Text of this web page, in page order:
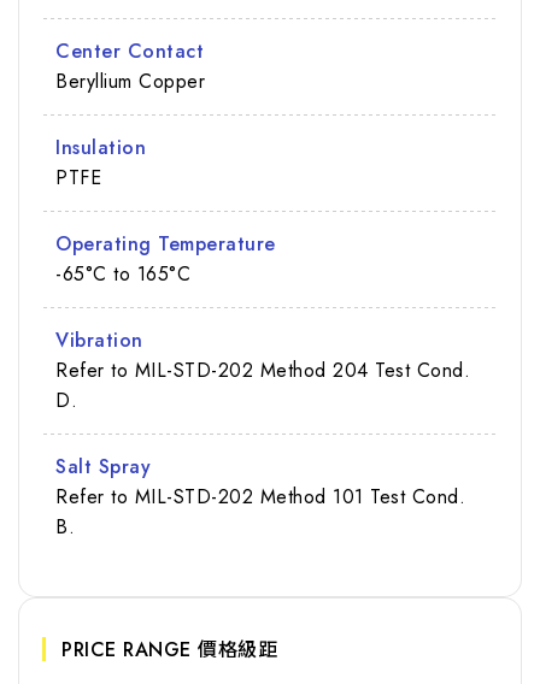
Center Contact
Beryllium Copper
Insulation
PTFE
Operating Temperature
-65°C to 165°C
Vibration
Refer to MIL-STD-202 Method 204 Test Cond.
D.
Salt Spray
Refer to MIL-STD-202 Method 101 Test Cond.
B.
PRICE RANGE 價格級距